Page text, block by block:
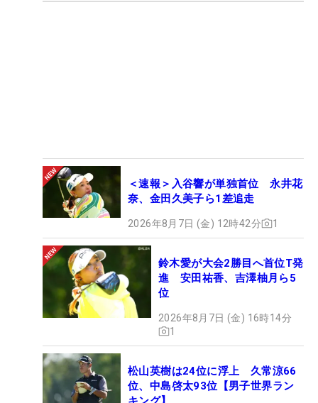
＜速報＞入谷響が単独首位 永井花
奈、金田久美子ら1差追走
2026年8月7日 (金) 12時42分 1
鈴木愛が大会2勝目へ首位T発
進 安田祐香、吉澤柚月ら5
位
2026年8月7日 (金) 16時14分
1
松山英樹は24位に浮上 久常涼66
位、中島啓太93位【男子世界ラン